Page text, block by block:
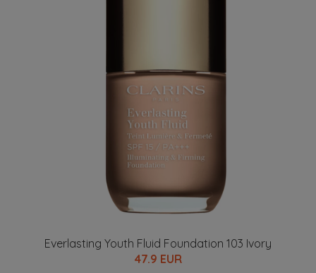
Everlasting Youth Fluid Foundation 103 Ivory
47.9 EUR